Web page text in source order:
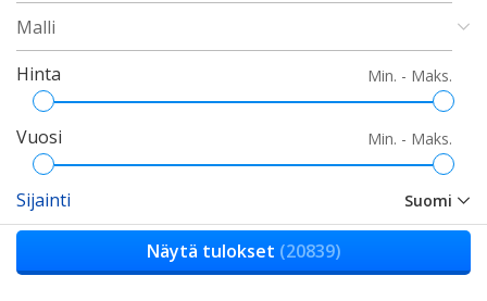
Min. - Maks.
Hinta
Min. - Maks.
Vuosi
Suomi
Sijainti
Näytä tulokset (20839)